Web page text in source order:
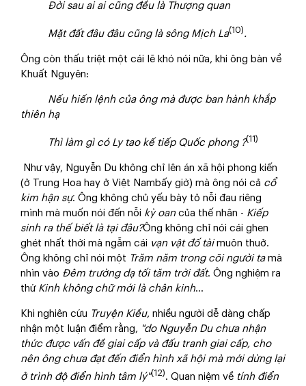
Đời sau ai ai cũng đều là Thượng quan
Mặt đất đâu đâu cũng là sông Mịch La(10).
Ông còn thấu triệt một cái lẽ khó nói nữa, khi ông bàn về
Khuất Nguyên:
Nếu hiến lệnh của ông mà được ban hành khắp
thiên hạ
Thì làm gì có Ly tao kế tiếp Quốc phong ?(11)
Như vậy, Nguyễn Du không chỉ lên án xã hội phong kiến
(ở Trung Hoa hay ở Việt Nambấy giờ) mà ông nói cả cổ
kim hận sự. Ông không chủ yếu bày tỏ nỗi đau riêng
mình mà muốn nói đến nỗi kỳ oan của thế nhân - Kiếp
sinh ra thế biết là tại đâu?Ông không chỉ nói cái ghen
ghét nhất thời mà ngẫm cái vạn vật đố tài muôn thuở.
Ông không chỉ nói một Trăm năm trong cõi người tamà
nhìn vào Đêm trường dạ tối tăm trời đất. Ông nghiệm ra
thứ Kinh không chữ mới là chân kinh...
Khi nghiên cứu Truyện Kiều, nhiều người dễ dàng chấp
nhận một luận điểm rằng, "do Nguyễn Du chưa nhận
thức được vấn đề giai cấp và đấu tranh giai cấp, cho
nên ông chưa đạt đến điển hình xã hội mà mới dừng lại
ở trình độ điển hình tâm lý"(12). Quan niệm về tính điển